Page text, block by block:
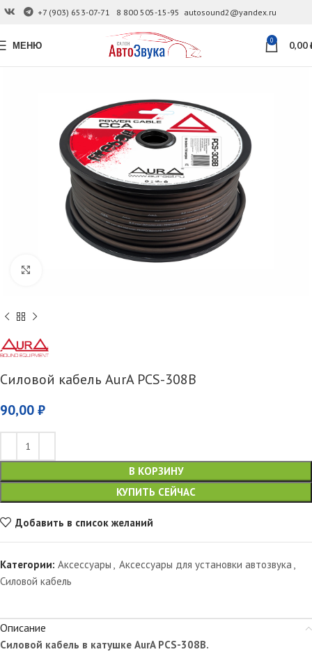
+7 (903) 653-07-71 8 800 505-15-95 autosound2@yandex.ru
МЕНЮ 0 0,00
Силовой кабель AurA PCS-308B
90,00 ₽
В КОРЗИНУ
КУПИТЬ СЕЙЧАС
Добавить в список желаний
Категории: Аксессуары , Аксессуары для установки автозвука ,
Силовой кабель
Описание
Силовой кабель в катушке AurA PCS-308B.